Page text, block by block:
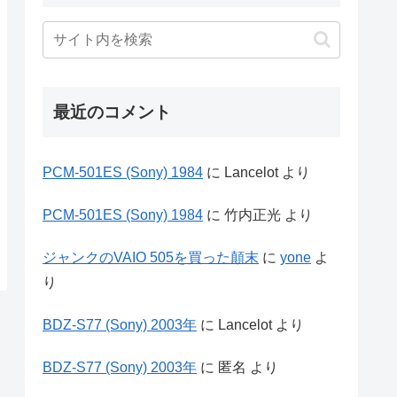
最近のコメント
PCM-501ES (Sony) 1984 に Lancelotより
PCM-501ES (Sony) 1984 に 竹内正光 より
ジャンクのVAIO 505を買った顛末 に yone よ
り
BDZ-S77 (Sony) 2003年 に Lancelotより
BDZ-S77 (Sony) 2003年 に 匿名 より